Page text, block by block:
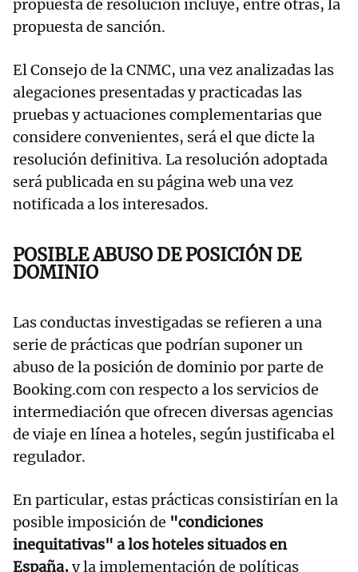
propuesta de resolución incluye, entre otras, la
propuesta de sanción.
El Consejo de la CNMC, una vez analizadas las
alegaciones presentadas y practicadas las
pruebas y actuaciones complementarias que
considere convenientes, será el que dicte la
resolución definitiva. La resolución adoptada
será publicada en su página web una vez
notificada a los interesados.
POSIBLE ABUSO DE POSICIÓN DE
DOMINIO
Las conductas investigadas se refieren a una
serie de prácticas que podrían suponer un
abuso de la posición de dominio por parte de
Booking.com con respecto a los servicios de
intermediación que ofrecen diversas agencias
de viaje en línea a hoteles, según justificaba el
regulador.
En particular, estas prácticas consistirían en la
posible imposición de "condiciones
inequitativas" a los hoteles situados en
España,y la implementación de políticas